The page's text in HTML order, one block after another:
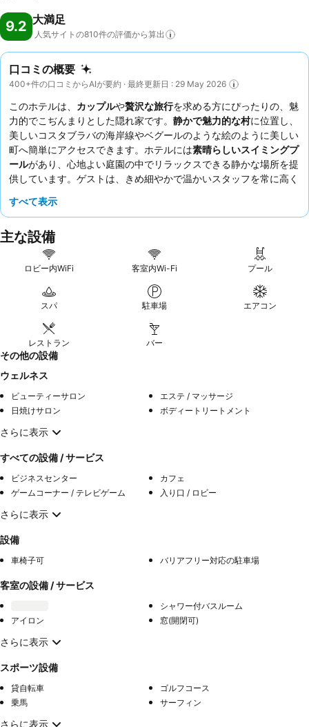
9.2 大満足
人気サイトの810件の評価から算出
口コミの概要
400+件の口コミからAIが要約 · 最終更新日 : 29 May 2026
このホテルは、 カップルや贅沢な旅行を求める方にぴったりの、魅
力的でこぢんまりとした隠れ家です。 静かで魅力的な村に位置し、
美しいコスタブラバの海岸線やベグールのような絵のように美しい
町へ簡単にアクセスできます。ホテルには素晴らしいスイミングプ
ールがあり、心地よい庭園の中でリラックスできる静かな場所を提
供しています。ゲストは、きめ細やかで温かいスタッフを常に高く
は、料理のハイライトです。より良い体験のために、静かな雰囲気
の部屋をリクエストしてみてはいかがでしょうか。
すべて表示
主な設備
ロビー内WiFi 客室内Wi-Fi プール
スパ 駐車場 エアコン
レストラン バー
その他の設備
ウェルネス
ビューティーサロン
エステ / マッサージ
日焼けサロン
ボディートリートメント
さらに表示
すべての設備 / サービス
ビジネスセンター
カフェ
ゲームコーナー / テレビゲーム
入り口 / ロビー
さらに表示
設備
車椅子可 バリアフリー対応の駐車場
客室の設備 / サービス
シャワー付バスルーム
アイロン
窓(開閉可)
さらに表示
スポーツ設備
貸自転車
ゴルフコース
乗馬
サーフィン
さらに表示